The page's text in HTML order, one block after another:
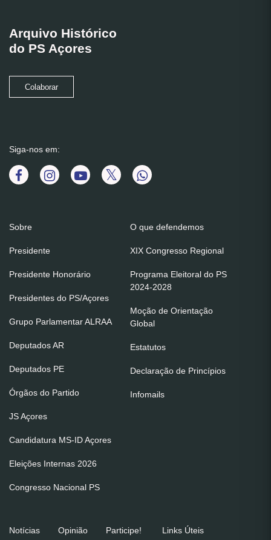
Arquivo Histórico
do PS Açores
Colaborar
Siga-nos em:
Sobre
Presidente
Presidente Honorário
Presidentes do PS/Açores
Grupo Parlamentar ALRAA
Deputados AR
Deputados PE
Órgãos do Partido
JS Açores
Candidatura MS-ID Açores
Eleições Internas 2026
Congresso Nacional PS
O que defendemos
XIX Congresso Regional
Programa Eleitoral do PS
2024-2028
Moção de Orientação
Global
Estatutos
Declaração de Princípios
Infomails
Notícias Opinião Participe! Links Úteis